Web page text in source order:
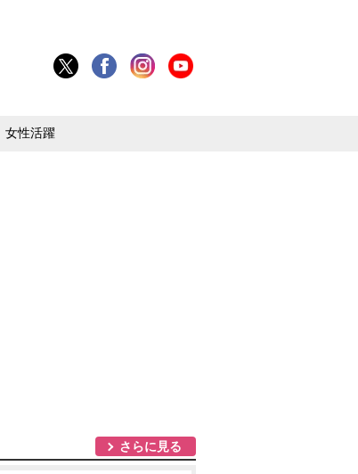
女性活躍
さらに見る